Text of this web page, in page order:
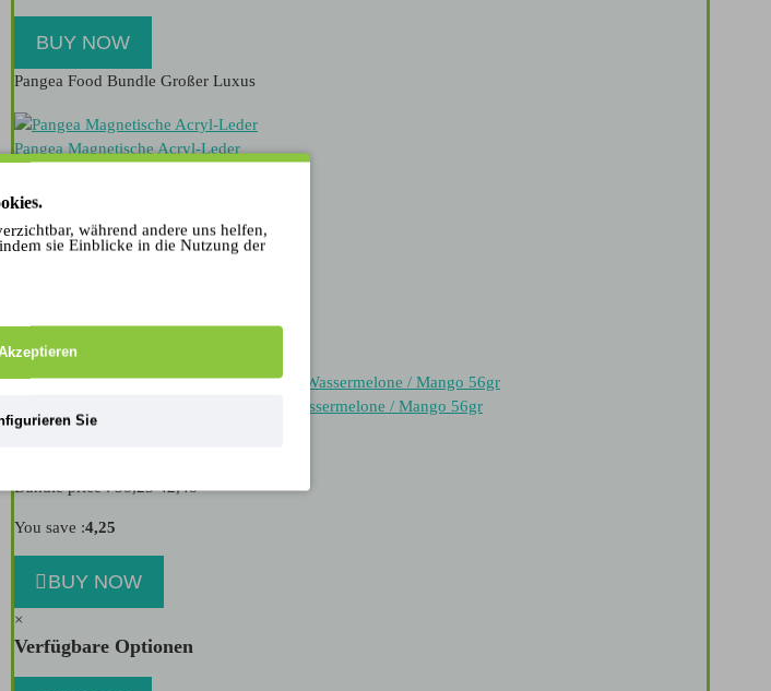
BUY NOW
Pangea Food Bundle Großer Luxus
Pangea Magnetische Acryl-Leder
+
+
Pangea Fruit Mix Complete Gecko Diet Wassermelone / Mango 56gr
Bundle price : 38,2342,48
You save :4,25
BUY NOW
×
Verfügbare Optionen
während andere uns helfen,
sie Einblicke in die Nutzung der
Sie